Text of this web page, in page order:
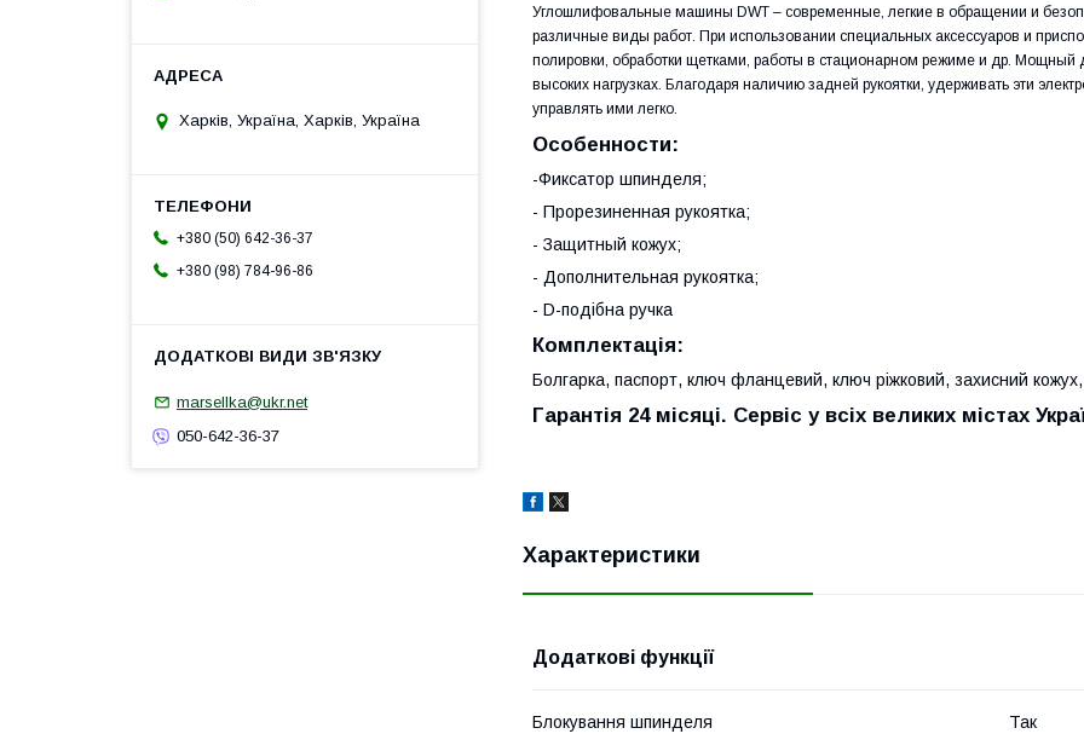
Углошлифовальные машины DWT – современные, легкие в обращении и
различные виды работ. При использовании специальных аксессуаров и
полировки, обработки щетками, работы в стационарном режиме и др. Мощный
высоких нагрузках. Благодаря наличию задней рукоятки, удерживать эти
управлять ими легко.
Особенности:
-Фиксатор шпинделя;
- Прорезиненная рукоятка;
- Защитный кожух;
- Дополнительная рукоятка;
- D-подібна ручка
Комплектація:
Болгарка, паспорт, ключ фланцевий, ключ ріжковий, захисний
Гарантія 24 місяці. Сервіс у всіх великих містах
Характеристики
Додаткові функції
Блокування шпинделя Так
Харків, Україна, Харків, Україна
+380 (50) 642-36-37
+380 (98) 784-96-86
marsellka@ukr.net
050-642-36-37